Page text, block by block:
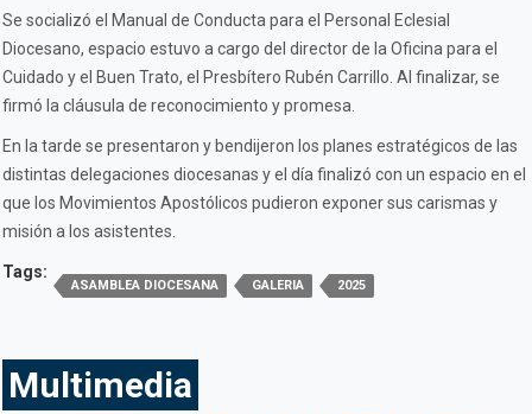
Se socializó el Manual de Conducta para el Personal Eclesial
Diocesano, espacio estuvo a cargo del director de la Oficina para el
Cuidado y el Buen Trato, el Presbítero Rubén Carrillo. Al finalizar, se
firmó la cláusula de reconocimiento y promesa.
En la tarde se presentaron y bendijeron los planes estratégicos de las
distintas delegaciones diocesanas y el día finalizó con un espacio en el
que los Movimientos Apostólicos pudieron exponer sus carismas y
misión a los asistentes.
Tags:
ASAMBLEA DIOCESANA GALERIA 2025
Multimedia